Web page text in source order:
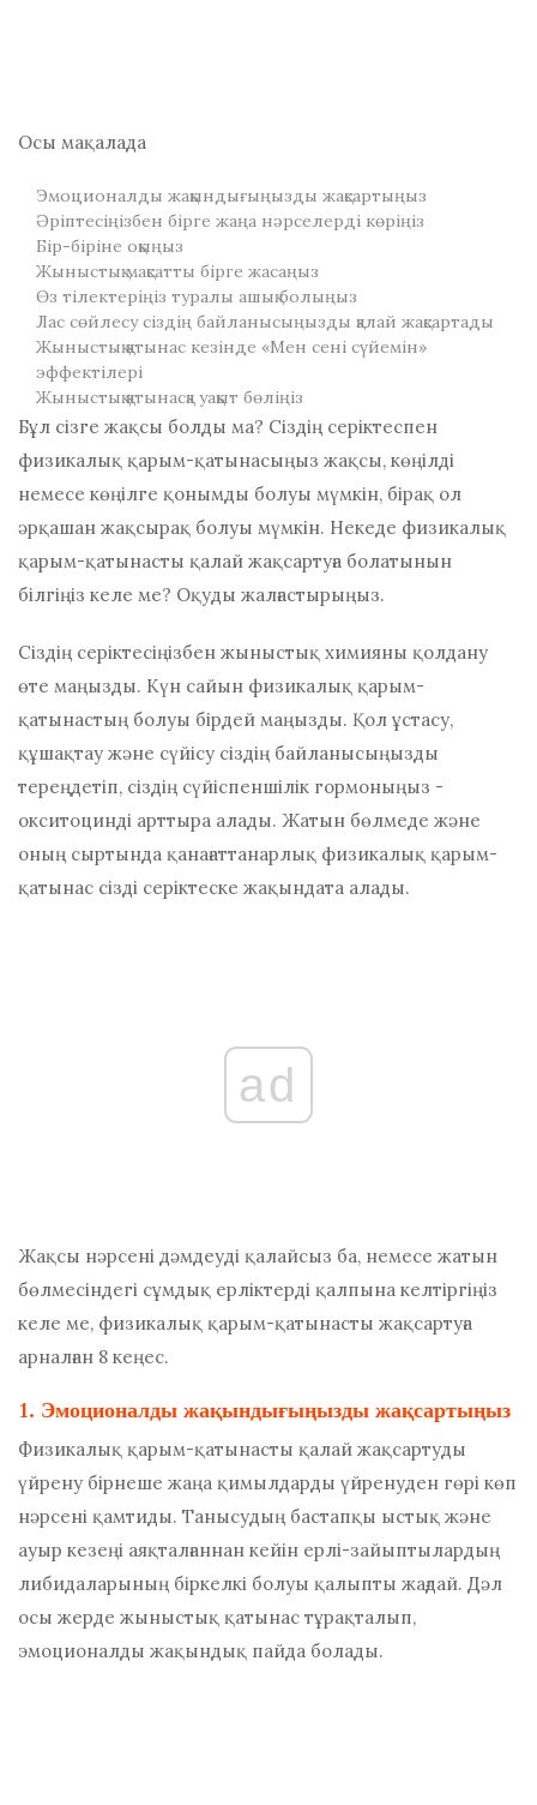
Осы мақалада
Эмоционалды жақындығыңызды жақсартыңыз
Әріптесіңізбен бірге жаңа нәрселерді көріңіз
Бір-біріне оқыңыз
Жыныстық мақсатты бірге жасаңыз
Өз тілектеріңіз туралы ашық болыңыз
Лас сөйлесу сіздің байланысыңызды қалай жақсартады
Жыныстық қатынас кезінде «Мен сені сүйемін»
эффектілері
Жыныстық қатынасқа уақыт бөліңіз
Бұл сізге жақсы болды ма? Сіздің серіктеспен
физикалық қарым-қатынасыңыз жақсы, көңілді
немесе көңілге қонымды болуы мүмкін, бірақ ол
әрқашан жақсырақ болуы мүмкін. Некеде физикалық
қарым-қатынасты қалай жақсартуға болатынын
білгіңіз келе ме? Оқуды жалғастырыңыз.
Сіздің серіктесіңізбен жыныстық химияны қолдану
өте маңызды. Күн сайын физикалық қарым-
қатынастың болуы бірдей маңызды. Қол ұстасу,
құшақтау және сүйісу сіздің байланысыңызды
тереңдетіп, сіздің сүйіспеншілік гормоныңыз -
окситоцинді арттыра алады. Жатын бөлмеде және
оның сыртында қанағаттанарлық физикалық қарым-
қатынас сізді серіктеске жақындата алады.
ad
Жақсы нәрсені дәмдеуді қалайсыз ба, немесе жатын
бөлмесіндегі сұмдық ерліктерді қалпына келтіргіңіз
келе ме, физикалық қарым-қатынасты жақсартуға
арналған 8 кеңес.
1. Эмоционалды жақындығыңызды жақсартыңыз
Физикалық қарым-қатынасты қалай жақсартуды
үйрену бірнеше жаңа қимылдарды үйренуден гөрі көп
нәрсені қамтиды. Танысудың бастапқы ыстық және
ауыр кезеңі аяқталғаннан кейін ерлі-зайыптылардың
либидаларының біркелкі болуы қалыпты жағдай. Дәл
осы жерде жыныстық қатынас тұрақталып,
эмоционалды жақындық пайда болады.